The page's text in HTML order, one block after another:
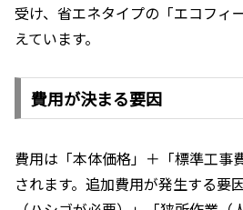
受け、省エネタイプの「エコフィ
えています。
費用が決まる要因
費用は「本体価格」＋「標準工事
されます。追加費用が発生する要